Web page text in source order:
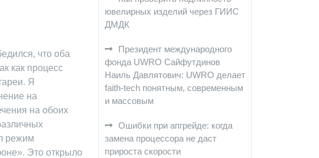
что оба
как процесс
Я
на
на обоих
режим
Это открыло
ювелирных изделий через ГИИС
ДМДК
Президент международного
фонда UWRO Сайфутдинов
Наиль Давлятович: UWRO делает
faith-tech понятным, современным
и массовым
Ошибки при апгрейде: когда
замена процессора не даст
прироста скорости